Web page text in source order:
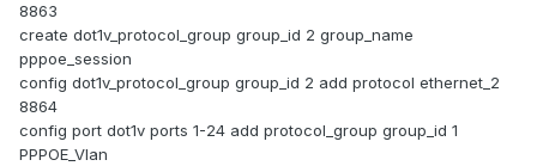
8863
create dot1v_protocol_group group_id 2 group_name
pppoe_session
config dot1v_protocol_group group_id 2 add protocol ethernet_2
8864
config port dot1v ports 1-24 add protocol_group group_id 1
PPPOE_Vlan